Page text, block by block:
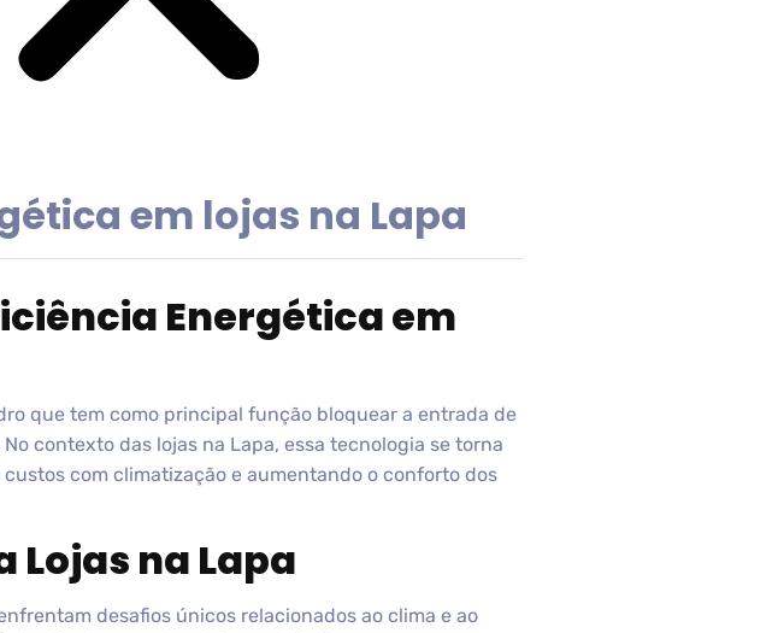
em lojas na Lapa
Energética em
que tem como principal função bloquear a entrada de
contexto das lojas na Lapa, essa tecnologia se torna
com climatização e aumentando o conforto dos
na Lapa
desafios únicos relacionados ao clima e ao